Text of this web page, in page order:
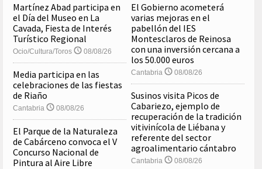
Martínez Abad participa en
el Día del Museo en La
Cavada, Fiesta de Interés
Turístico Regional
Ocio/Cultura/Toros 08/08/26
Media participa en las
celebraciones de las fiestas
de Riaño
Cantabria 08/08/26
El Parque de la Naturaleza
de Cabárceno convoca el V
Concurso Nacional de
Pintura al Aire Libre
El Gobierno acometerá
varias mejoras en el
pabellón del IES
Montesclaros de Reinosa
con una inversión cercana a
los 50.000 euros
Cantabria 08/08/26
Susinos visita Picos de
Cabariezo, ejemplo de
recuperación de la tradición
vitivinícola de Liébana y
referente del sector
agroalimentario cántabro
Cantabria 08/08/26